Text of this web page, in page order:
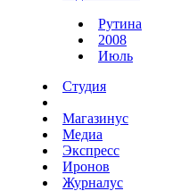
Рутина
2008
Июль
Студия
Магазинус
Медиа
Экспресс
Иронов
Журналус